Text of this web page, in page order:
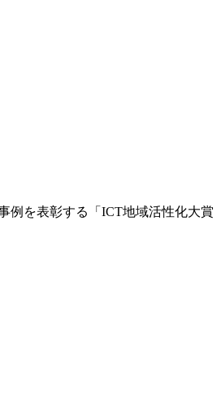
例を表彰する「ICT地域活性化大賞